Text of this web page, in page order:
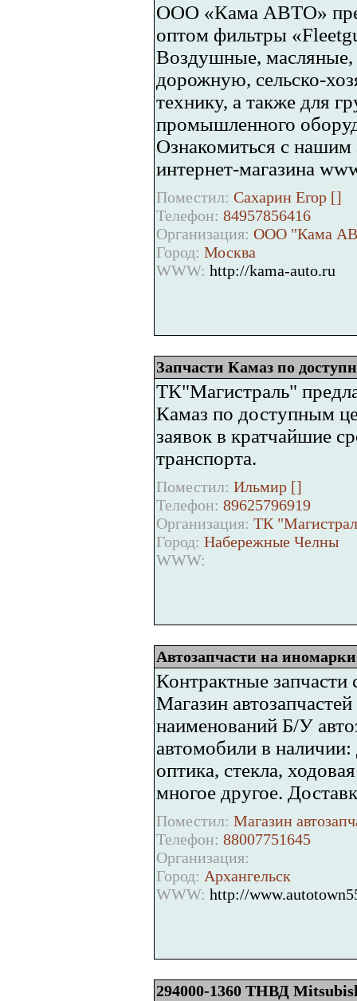
ООО «Кама АВТО»
оптом фильтры
Воздушные, масляные,
дорожную, сельско-
технику, а также для
промышленного
Ознакомиться с
интернет-магазина
Поместил: Сахарин Егор []
Телефон: 84957856416
Организация: ООО "Кама
Город: Москва
WWW: http://kama-auto.ru
Запчасти Камаз по
ТК"Магистраль"
Камаз по доступным
заявок в кратчайшие
транспорта.
Поместил: Ильмир []
Телефон: 89625796919
Организация: ТК
Город: Набережные Челны
WWW:
Автозапчасти на
Контрактные запчасти
Магазин
наименований Б/У
автомобили в
оптика, стекла,
многое другое.
Поместил: Магазин
Телефон: 88007751645
Организация:
Город: Архангельск
WWW: http://
294000-1360 ТНВД